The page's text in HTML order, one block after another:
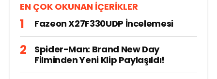
EN ÇOK OKUNAN İÇERİKLER
Fazeon X27F330UDP İncelemesi
Spider-Man: Brand New Day
Filminden Yeni Klip Paylaşıldı!